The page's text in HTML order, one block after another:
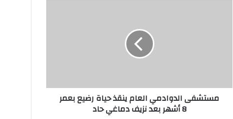
أشهر
مستشفى الدوادمي العام ينقذ حياة رضيع بعمر
8 أشهر بعد نزيف دماغي حاد